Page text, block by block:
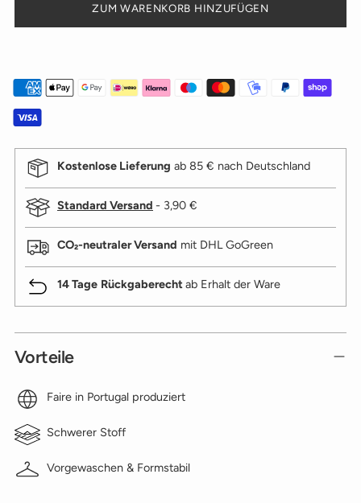
ZUM WARENKORB HINZUFÜGEN
Kostenlose Lieferung ab 85 € nach Deutschland
Standard Versand - 3,90 €
CO₂-neutraler Versand mit DHL GoGreen
14 Tage Rückgaberechtab Erhalt der Ware
Vorteile
Faire in Portugal produziert
Schwerer Stoff
Vorgewaschen & Formstabil